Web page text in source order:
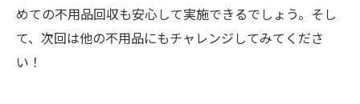
めての不用品回収も安心して実施できるでしょう。そし
て、次回は他の不用品にもチャレンジしてみてくださ
い！